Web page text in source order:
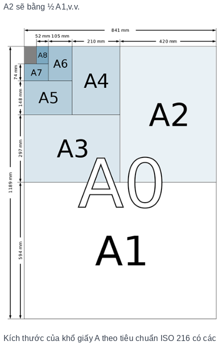
A2 sẽ bằng ½ A1,v.v.
Kích thước của khổ giấy A theo tiêu chuẩn ISO 216 có các